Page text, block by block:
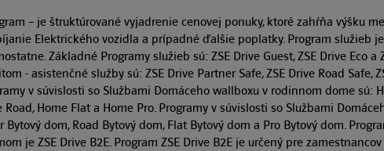
– je štruktúrované vyjadrenie cenovej ponuky, ktoré zahŕňa výšku
Elektrického vozidla a prípadné ďalšie poplatky. Program služieb
Základné Programy služieb sú: ZSE Drive Guest, ZSE Drive Eco a
- asistenčné služby sú: ZSE Drive Partner Safe, ZSE Drive Road Safe,
v súvislosti so Službami Domáceho wallboxu v rodinnom dome sú:
Road, Home Flat a Home Pro. Programy v súvislosti so Službami
dom, Road Bytový dom, Flat Bytový dom a Pro Bytový dom.
je ZSE Drive B2E. Program ZSE Drive B2E je určený pre